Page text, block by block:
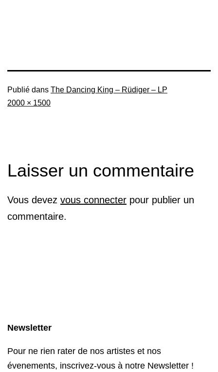
Publié dans The Dancing King – Rüdiger – LP
Taille
2000 × 1500
Laisser un commentaire
Vous devez vous connecter pour publier un
commentaire.
Newsletter
Pour ne rien rater de nos artistes et nos
évenements, inscrivez-vous à notre Newsletter !